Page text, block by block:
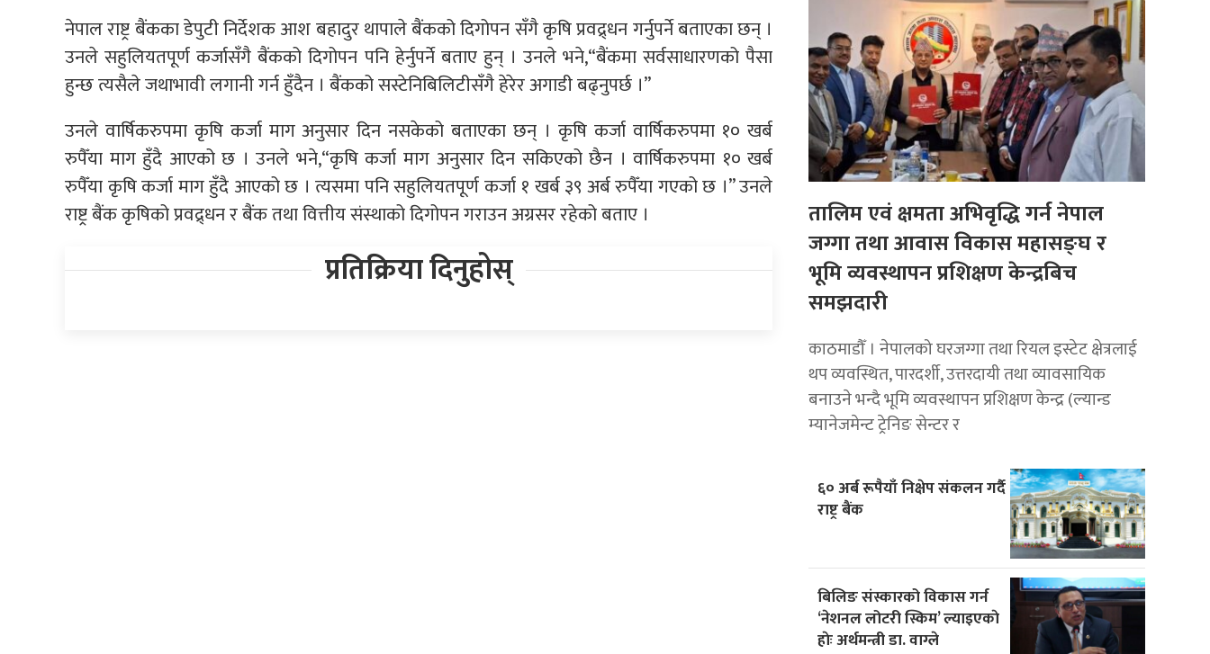
नेपाल राष्ट्र बैंकका डेपुटी निर्देशक आश बहादुर थापाले बैंकको दिगोपन सँगै कृषि प्रवद्र्धन गर्नुपर्ने बताएका छन् ।
उनले सहुलियतपूर्ण कर्जासँगै बैंकको दिगोपन पनि हेर्नुपर्ने बताए हुन् । उनले भने,“बैंकमा सर्वसाधारणको पैसा
हुन्छ त्यसैले जथाभावी लगानी गर्न हुँदैन । बैंकको सस्टेनिबिलिटीसँगै हेरेर अगाडी बढ्नुपर्छ ।”
उनले वार्षिकरुपमा कृषि कर्जा माग अनुसार दिन नसकेको बताएका छन् । कृषि कर्जा वार्षिकरुपमा १० खर्ब
रुपैँया माग हुँदै आएको छ । उनले भने,“कृषि कर्जा माग अनुसार दिन सकिएको छैन । वार्षिकरुपमा १० खर्ब
रुपैँया कृषि कर्जा माग हुँदै आएको छ । त्यसमा पनि सहुलियतपूर्ण कर्जा १ खर्ब ३९ अर्ब रुपैँया गएको छ ।” उनले
राष्ट्र बैंक कृषिको प्रवद्र्धन र बैंक तथा वित्तीय संस्थाको दिगोपन गराउन अग्रसर रहेको बताए ।
प्रतिक्रिया दिनुहोस्
तालिम एवं क्षमता अभिवृद्धि गर्न नेपाल
जग्गा तथा आवास विकास महासङ्घ र
भूमि व्यवस्थापन प्रशिक्षण केन्द्रबिच
समझदारी
काठमाडौँ । नेपालको घरजग्गा तथा रियल इस्टेट क्षेत्रलाई
थप व्यवस्थित, पारदर्शी, उत्तरदायी तथा व्यावसायिक
बनाउने भन्दै भूमि व्यवस्थापन प्रशिक्षण केन्द्र (ल्यान्ड
म्यानेजमेन्ट ट्रेनिङ सेन्टर र
६० अर्ब रूपैयाँ निक्षेप संकलन गर्दै
राष्ट्र बैंक
बिलिङ संस्कारको विकास गर्न
‘नेशनल लोटरी स्किम’ ल्याइएकाे
हाेः अर्थमन्त्री डा. वाग्ले